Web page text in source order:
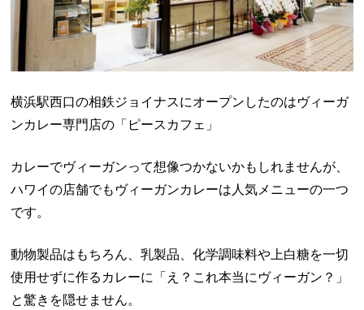
横浜駅西口の相鉄ジョイナスにオープンしたのはヴィーガ
ンカレー専門店の「ピースカフェ」
カレーでヴィーガンって想像つかないかもしれませんが、
ハワイの店舗でもヴィーガンカレーは人気メニューの一つ
です。
動物製品はもちろん、乳製品、化学調味料や 上白糖を一切
使用せずに作るカレーに「え？これ本当にヴィーガン？」
と驚きを隠せません。